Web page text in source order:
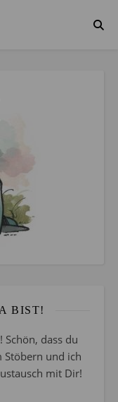
BIST!
dass du
Stöbern und ich
mit Dir!